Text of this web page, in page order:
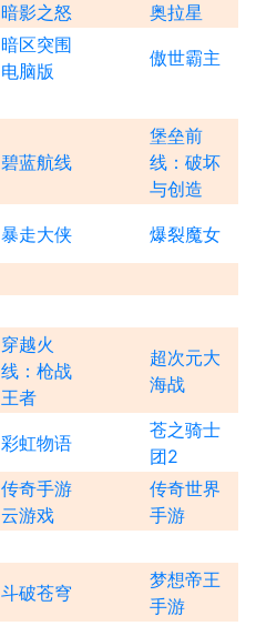
暗影之怒 奥拉星
暗区突围
电脑版
傲世霸主
碧蓝航线
堡垒前
线：破坏
与创造
暴走大侠 爆裂魔女
穿越火
线：枪战
王者
超次元大
海战
彩虹物语
苍之骑士
团2
传奇手游
云游戏
传奇世界
手游
斗破苍穹
梦想帝王
手游